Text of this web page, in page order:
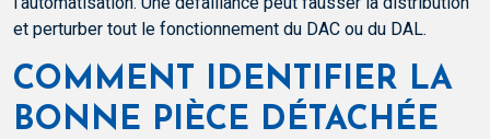
et perturber tout le fonctionnement du DAC ou du DAL.
COMMENT IDENTIFIER LA
BONNE PIÈCE DÉTACHÉE